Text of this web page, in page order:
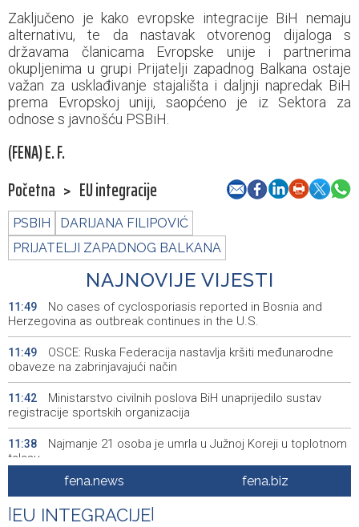
Zaključeno je kako evropske integracije BiH nemaju
alternativu, te da nastavak otvorenog dijaloga s
državama članicama Evropske unije i partnerima
okupljenima u grupi Prijatelji zapadnog Balkana ostaje
važan za usklađivanje stajališta i daljnji napredak BiH
prema Evropskoj uniji, saopćeno je iz Sektora za
odnose s javnošću PSBiH.
(FENA) E. F.
Početna > EU integracije
PSBIH
DARIJANA FILIPOVIĆ
PRIJATELJI ZAPADNOG BALKANA
NAJNOVIJE VIJESTI
11:49
No cases of cyclosporiasis reported in Bosnia and
Herzegovina as outbreak continues in the U.S.
11:49
OSCE: Ruska Federacija nastavlja kršiti međunarodne
obaveze na zabrinjavajući način
11:42
Ministarstvo civilnih poslova BiH unaprijedilo sustav
registracije sportskih organizacija
11:38
Najmanje 21 osoba je umrla u Južnoj Koreji u toplotnom
talasu
Central Bank of Bosnia and Herzegovina officially
applies for SEPA membership
fena.news fena.biz
EU INTEGRACIJE